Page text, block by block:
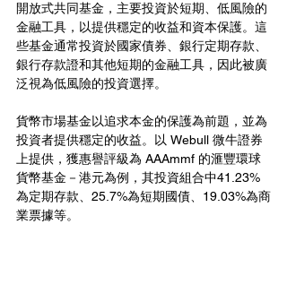
開放式共同基金，主要投資於短期、低風險的
金融工具，以提供穩定的收益和資本保護。這
些基金通常投資於國家債券、銀行定期存款、
銀行存款證和其他短期的金融工具，因此被廣
泛視為低風險的投資選擇。
貨幣市場基金以追求本金的保護為前題，並為
投資者提供穩定的收益。以 Webull 微牛證券
上提供，獲惠譽評級為 AAAmmf 的滙豐環球
貨幣基金－港元為例，其投資組合中41.23%
為定期存款、25.7%為短期國債、19.03%為商
業票據等。